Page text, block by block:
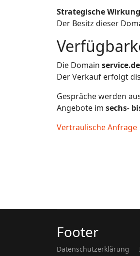
Strategische Wirkung
Der Besitz dieser
Die Domain service.de
Der Verkauf erfolgt
Gespräche werden
Angebote im sechs-
Vertraulische Anfrage
Footer
Datenschutzerklärung